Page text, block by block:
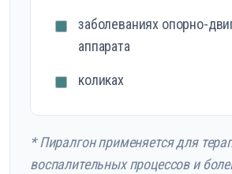
заболеваниях опорно-
аппарата
коликах
* Пиралгон применяется для
воспалительных процессов и